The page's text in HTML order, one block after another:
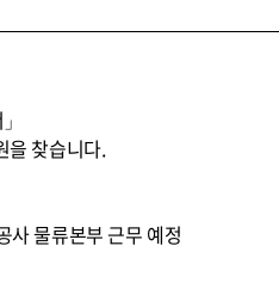
을 찾습니다.
사 물류본부 근무 예정